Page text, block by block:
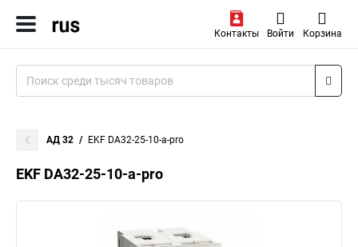
Контакты Войти Корзина
АД 32 EKF DA32-25-10-a-pro
EKF DA32-25-10-a-pro